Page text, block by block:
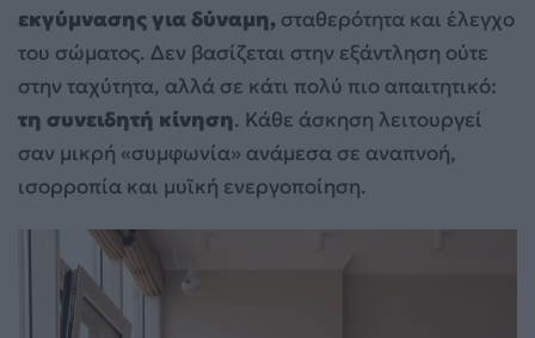
εκγύμνασης για δύναμη, σταθερότητα και έλεγχο
του σώματος. Δεν βασίζεται στην εξάντληση ούτε
στην ταχύτητα, αλλά σε κάτι πολύ πιο απαιτητικό:
τη συνειδητή κίνηση. Κάθε άσκηση λειτουργεί
σαν μικρή «συμφωνία» ανάμεσα σε αναπνοή,
ισορροπία και μυϊκή ενεργοποίηση.